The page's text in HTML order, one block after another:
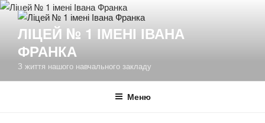
Перейти
вмістуЛІЦЕЙ № 1 ІМЕНІ ІВАНА
ФРАНКА
З життя нашого навчального закладу
Меню